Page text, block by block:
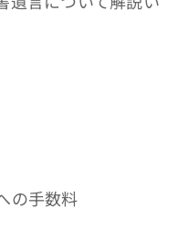
の手数料